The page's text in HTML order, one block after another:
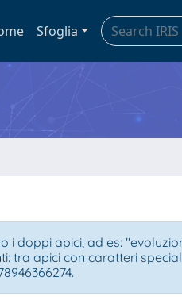
Sfoglia
doppi apici, ad es:
tra apici con caratteri